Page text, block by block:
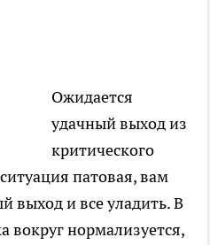
Ожидается
удачный выход из
критического
патовая, вам
выход и все уладить. В
вокруг нормализуется,